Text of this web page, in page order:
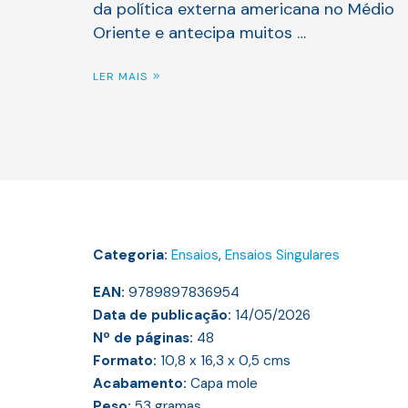
da política externa americana no Médio
Oriente e antecipa muitos …
LER MAIS
Categoria: Ensaios, Ensaios Singulares
EAN: 9789897836954
Data de publicação: 14/05/2026
Nº de páginas: 48
Formato: 10,8 x 16,3 x 0,5 cms
Acabamento: Capa mole